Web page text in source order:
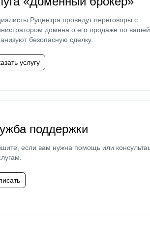
Руцентра проведут переговоры с
домена о его продаже по
безопасную сделку.
услугу
поддержки
если вам нужна помощь или